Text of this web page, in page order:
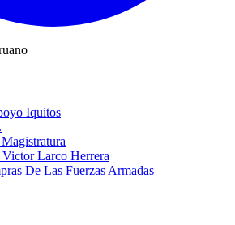
Iquitos
Larco Herrera
De Las Fuerzas Armadas